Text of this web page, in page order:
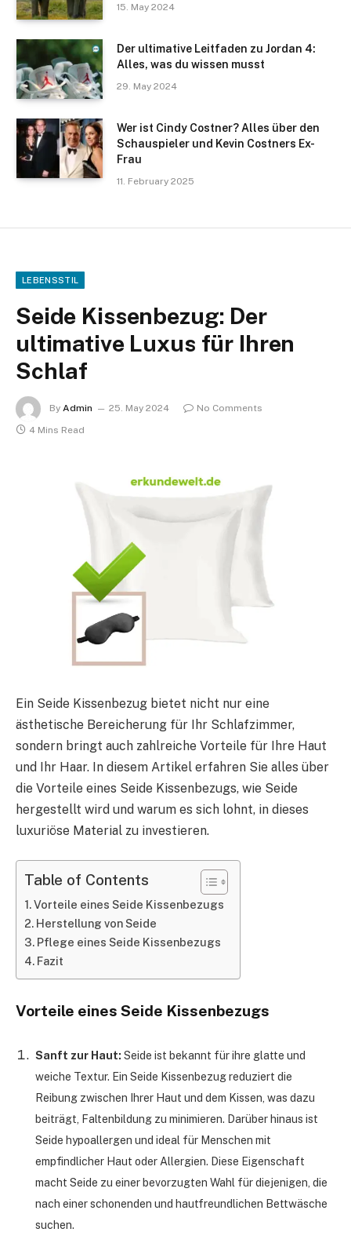
15. May 2024
Der ultimative Leitfaden zu Jordan 4:
Alles, was du wissen musst
29. May 2024
Wer ist Cindy Costner? Alles über den
Schauspieler und Kevin Costners Ex-
Frau
11. February 2025
LEBENSSTIL
Seide Kissenbezug: Der
ultimative Luxus für Ihren
Schlaf
By Admin 25. May 2024
No Comments
4 Mins Read
Ein Seide Kissenbezug bietet nicht nur eine
ästhetische Bereicherung für Ihr Schlafzimmer,
sondern bringt auch zahlreiche Vorteile für Ihre Haut
und Ihr Haar. In diesem Artikel erfahren Sie alles über
die Vorteile eines Seide Kissenbezugs, wie Seide
hergestellt wird und warum es sich lohnt, in dieses
luxuriöse Material zu investieren.
Table of Contents
Vorteile eines Seide Kissenbezugs
Herstellung von Seide
Pflege eines Seide Kissenbezugs
Fazit
Vorteile eines Seide Kissenbezugs
Sanft zur Haut: Seide ist bekannt für ihre glatte und
weiche Textur. Ein Seide Kissenbezug reduziert die
Reibung zwischen Ihrer Haut und dem Kissen, was dazu
beiträgt, Faltenbildung zu minimieren. Darüber hinaus ist
Seide hypoallergen und ideal für Menschen mit
empfindlicher Haut oder Allergien. Diese Eigenschaft
macht Seide zu einer bevorzugten Wahl für diejenigen, die
nach einer schonenden und hautfreundlichen Bettwäsche
suchen.